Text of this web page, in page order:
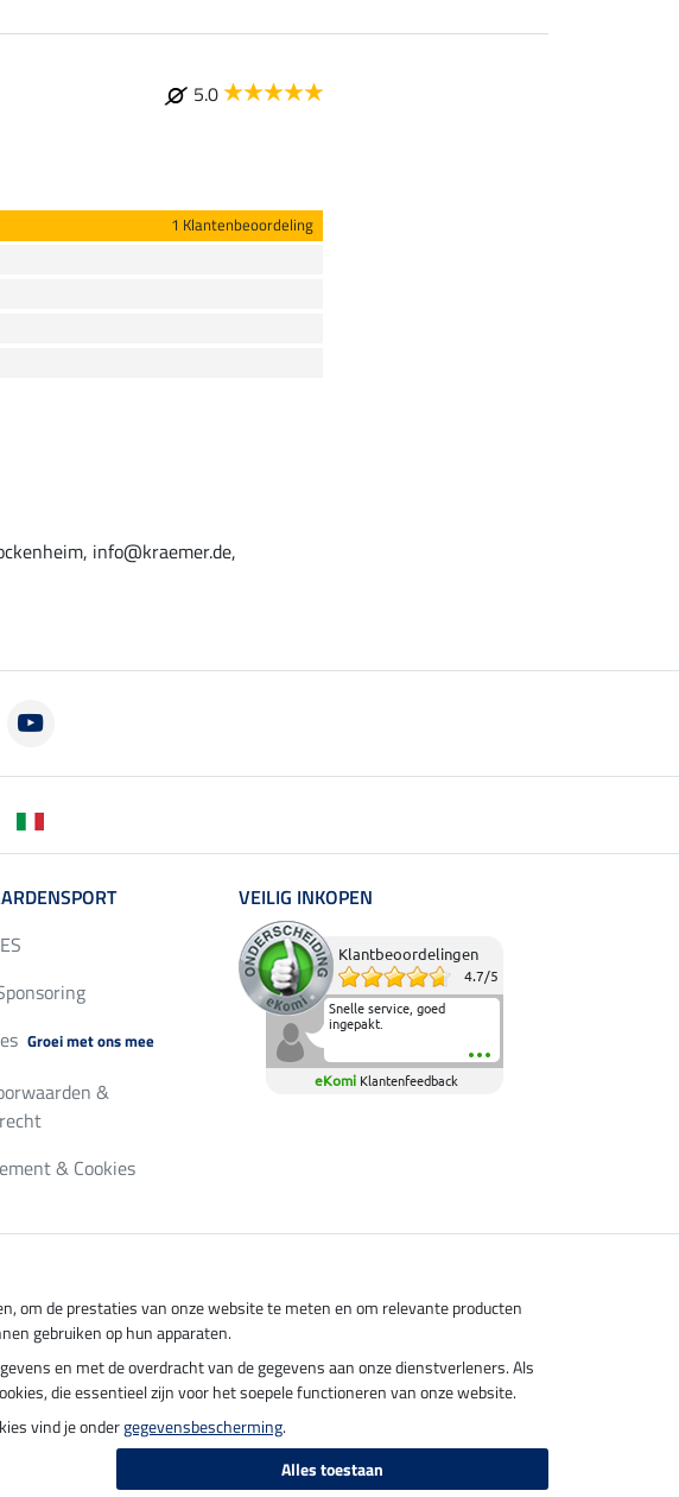
5.0
1 Klantenbeoordeling
info@kraemer.de,
Groei met ons mee
&
& Cookies
VEILIG INKOPEN
Klantbeoordelingen
4.7/5
Snelle service, goed
ingepakt.
eKomi Klantenfeedback
om de prestaties van onze website te meten en om relevante producten
gebruiken op hun apparaten.
en met de overdracht van de gegevens aan onze dienstverleners. Als
die essentieel zijn voor het soepele functioneren van onze website.
vind je ondergegevensbescherming.
Alles toestaan